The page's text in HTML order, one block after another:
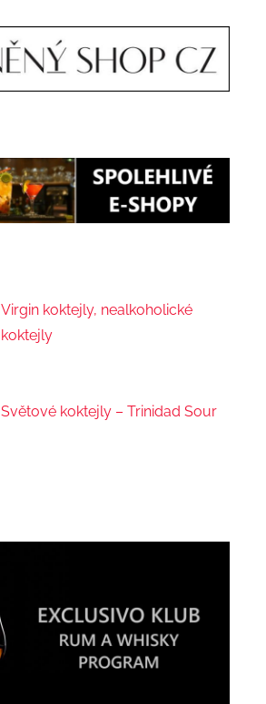
Virgin koktejly, nealkoholické
koktejly
Světové koktejly – Trinidad Sour